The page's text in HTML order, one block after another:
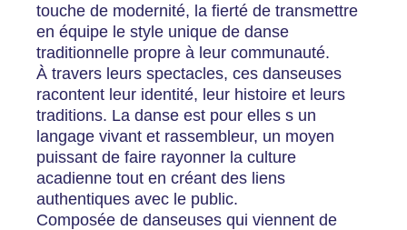
touche de modernité, la fierté de transmettre
en équipe le style unique de danse
traditionnelle propre à leur communauté.
À travers leurs spectacles, ces danseuses
racontent leur identité, leur histoire et leurs
traditions. La danse est pour elles s un
langage vivant et rassembleur, un moyen
puissant de faire rayonner la culture
acadienne tout en créant des liens
authentiques avec le public.
Composée de danseuses qui viennent de